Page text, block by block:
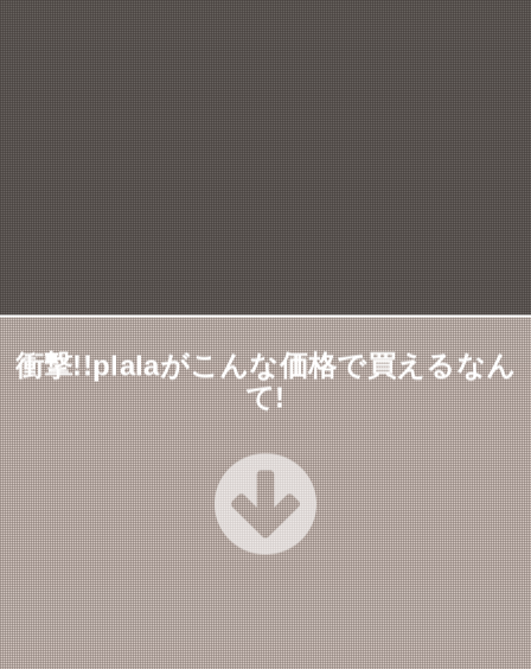
衝撃!!plalaがこんな価格で買えるなん
て!